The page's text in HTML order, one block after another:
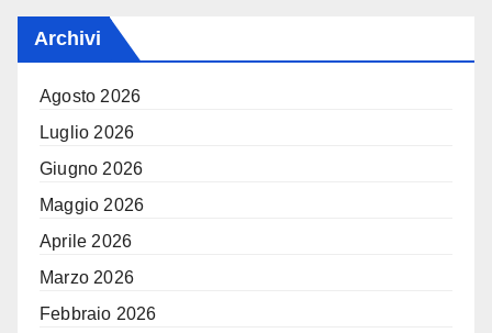
Archivi
Agosto 2026
Luglio 2026
Giugno 2026
Maggio 2026
Aprile 2026
Marzo 2026
Febbraio 2026